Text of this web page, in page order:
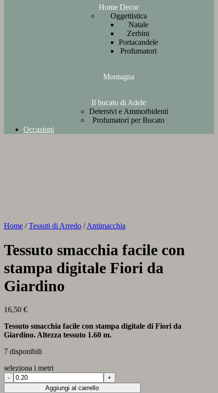
Home Decor
Oggettistica
Natale
Zerbini
Portacandele
Profumatori
Montagna
Il bucato di Adele
Detersivi e Ammorbidenti
Profumatori per Bucato
Occasioni
Home / Tessuti di Arredo / Antimacchia
Tessuto smacchia facile con
stampa digitale Fiori da
Giardino
16,50 €
Tessuto smacchia facile con stampa digitale di Fiori da
Giardino. Altezza tessuto 1.60 m.
7 disponibili
seleziona i metri
Tessuto
smacchia
Aggiungi al carrello